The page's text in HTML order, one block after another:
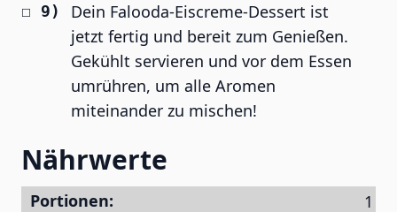
Dein Falooda-Eiscreme-Dessert ist
jetzt fertig und bereit zum Genießen.
Gekühlt servieren und vor dem Essen
umrühren, um alle Aromen
miteinander zu mischen!
Nährwerte
Portionen: